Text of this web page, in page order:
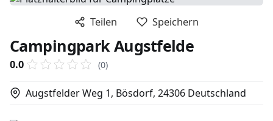
Teilen Speichern
Campingpark Augstfelde
0.0 (0)
Augstfelder Weg 1, Bösdorf, 24306 Deutschland